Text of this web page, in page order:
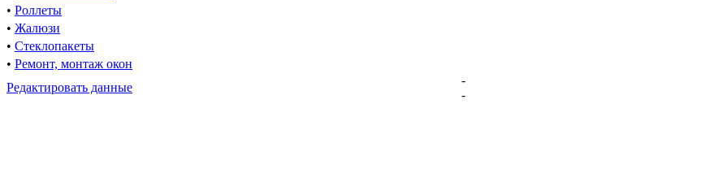
• Роллеты
• Жалюзи
• Стеклопакеты
• Ремонт, монтаж окон
Редактировать данные
-
-